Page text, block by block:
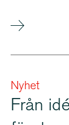
Nyhet
Från